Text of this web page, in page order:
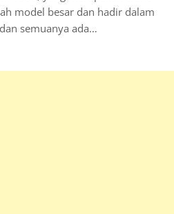
model besar dan hadir dalam
semuanya ada…